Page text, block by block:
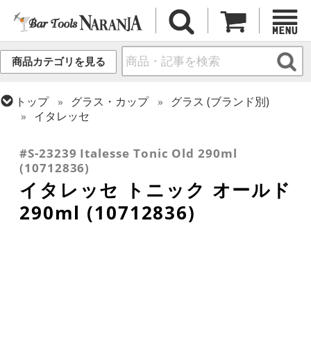
商品カテゴリを見る
トップ グラス・カップ
グラス (ブランド別)
イタレッセ
ロックグラス
#S-23239 Italesse Tonic Old 290ml
(10712836)
イタレッセ トニック オールド
290ml (10712836)